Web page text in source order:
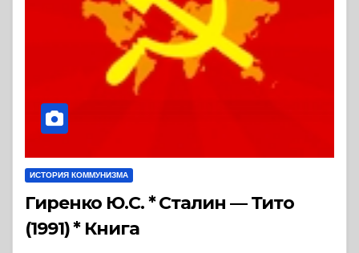
ИСТОРИЯ КОММУНИЗМА
Гиренко Ю.С. * Сталин — Тито
(1991) * Книга